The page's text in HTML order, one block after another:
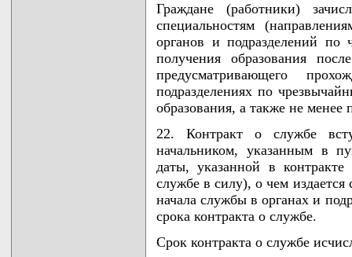
Граждане (работники)
специальностям
органов и подразделений
получения образования
предусматривающего
подразделениях по
образования, а также не менее
22. Контракт о службе
начальником, указанным в
даты, указанной в
службе в силу), о чем
начала службы в органах и
срока контракта о службе.
Срок контракта о службе